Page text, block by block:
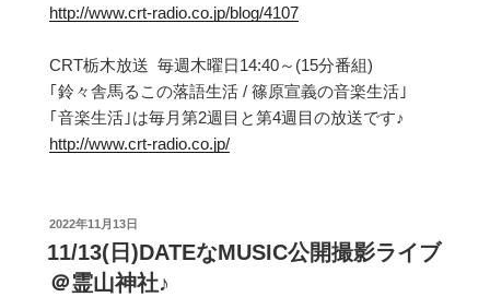
http://www.crt-radio.co.jp/blog/4107
CRT栃木放送 毎週木曜日14:40～(15分番組)
｢鈴々舎馬るこの落語生活 / 篠原宣義の音楽生活｣
｢音楽生活｣は毎月第2週目と第4週目の放送です♪
http://www.crt-radio.co.jp/
投
稿
日:
2022年11月13日
11/13(日)DATEなMUSIC公開撮影ライブ
＠霊山神社♪